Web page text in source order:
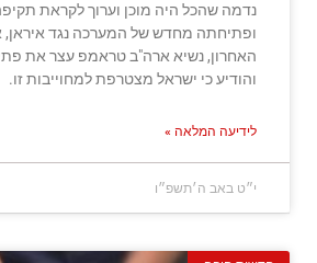
נדמה שהכל היה מוכן וערוך לקראת
ופתיחתה מחדש של המערכה נגד איראן,
האחרון, נשיא ארה"ב טראמפ עצר את
והודיע כי ישראל מצטרפת למחוייבות זו.
לידיעה המלאה »
י״ט באב ה׳תשפ״ו